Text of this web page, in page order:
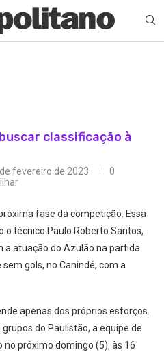
classificação à
fevereiro de 2023
0
fase da competição. Essa
o técnico Paulo Roberto Santos,
atuação do Azulão na partida
gols, no Canindé, com a
apenas dos próprios esforços.
do Paulistão, a equipe de
próximo domingo (5), às 16